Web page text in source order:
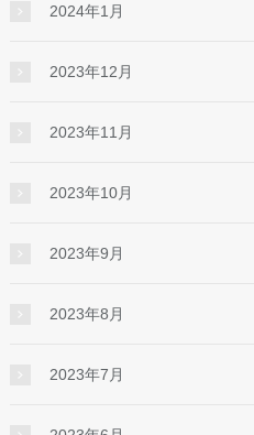
2024年1月
2023年12月
2023年11月
2023年10月
2023年9月
2023年8月
2023年7月